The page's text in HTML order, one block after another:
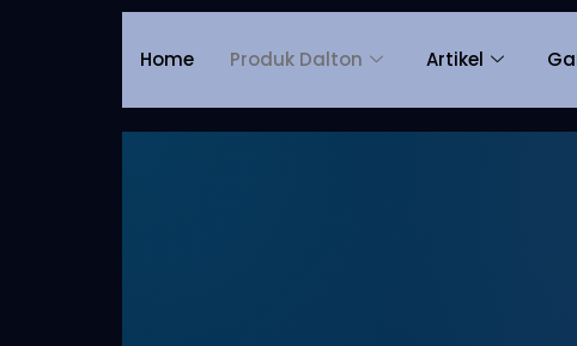
Home Produk Dalton Artikel